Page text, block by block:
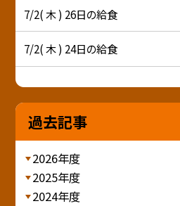
7/2( 木 ) 26日の給食
7/2( 木 ) 24日の給食
過去記事
2026年度
2025年度
2024年度